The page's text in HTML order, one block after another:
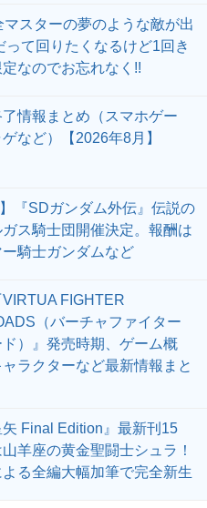
マスターの夢のような敵が出
って回りたくなるけど1回き
なのでお忘れなく!!
情報まとめ（スマホゲー
など）【2026年8月】
】『SDガンダム外伝』伝説の
ス騎士団開催決定。報酬は
騎士ガンダムなど
FIGHTER
（バーチャファイター
ド）』発売時期、ゲーム概
ラクターなど最新情報まと
矢 Final Edition』最新刊15
羊座の黄金聖闘士シュラ！
る全編大幅加筆で完全新生